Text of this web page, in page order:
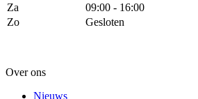
Za
09:00 - 16:00
Zo
Gesloten
Over ons
Nieuws